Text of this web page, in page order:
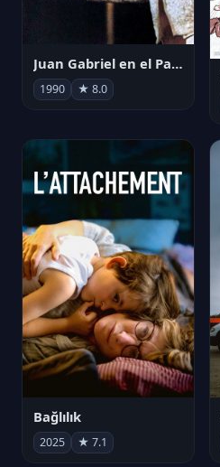
Juan Gabriel en el Palacio de Bellas Artes
1990 ★ 8.0
Bağlılık
2025 ★ 7.1